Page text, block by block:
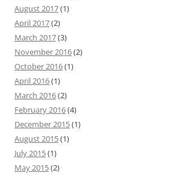
August 2017(1)
April 2017(2)
March 2017(3)
November 2016(2)
October 2016(1)
April 2016(1)
March 2016(2)
February 2016(4)
December 2015(1)
August 2015(1)
July 2015(1)
May 2015(2)